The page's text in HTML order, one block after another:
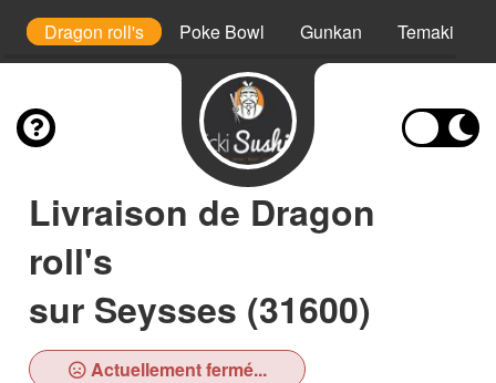
Dragon roll's Poke Bowl Gunkan Temaki
Livraison de Dragon
roll's
sur Seysses (31600)
Actuellement fermé...